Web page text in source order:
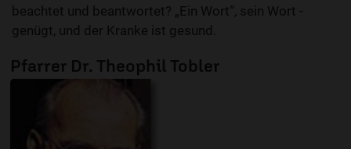
beachtet und beantwortet? „Ein Wort“, sein Wort -
genügt, und der Kranke ist gesund.
Pfarrer Dr. Theophil Tobler